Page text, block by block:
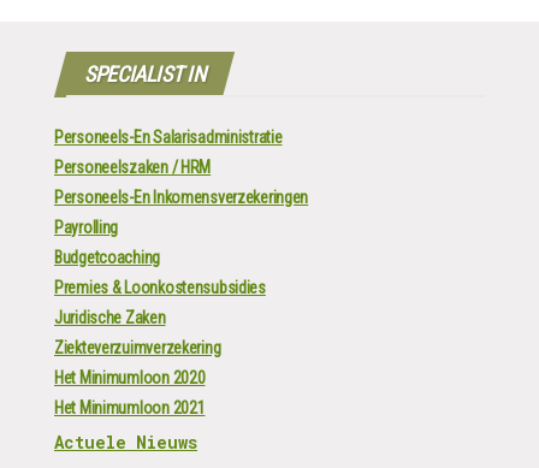
SPECIALIST IN
Personeels-En Salarisadministratie
Personeelszaken / HRM
Personeels-En Inkomensverzekeringen
Payrolling
Budgetcoaching
Premies & Loonkostensubsidies
Juridische Zaken
Ziekteverzuimverzekering
Het Minimumloon 2020
Het Minimumloon 2021
Actuele Nieuws